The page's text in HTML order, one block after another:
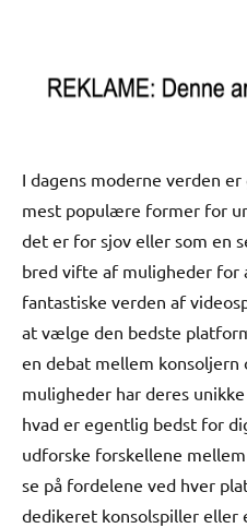
I dagens moderne verden
mest populære former for
det er for sjov eller som en
bred vifte af muligheder for
fantastiske verden af
at vælge den bedste
en debat mellem konsoljern
muligheder har deres
hvad er egentlig bedst for
udforske forskellene
se på fordelene ved hver
dedikeret konsolspiller eller